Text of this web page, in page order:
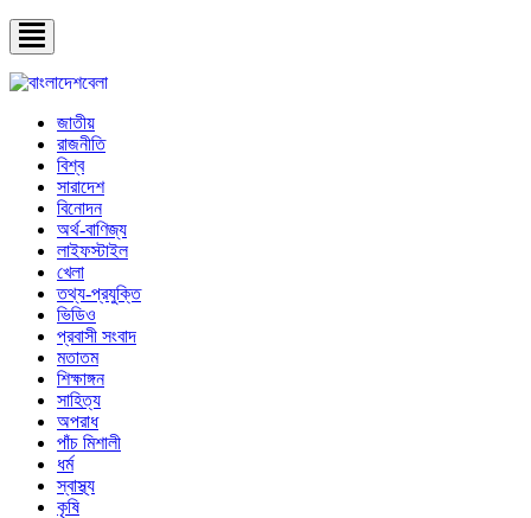
জাতীয়
রাজনীতি
বিশ্ব
সারাদেশ
বিনোদন
অর্থ-বাণিজ্য
লাইফস্টাইল
খেলা
তথ্য-প্রযুক্তি
ভিডিও
প্রবাসী সংবাদ
মতাতম
শিক্ষাঙ্গন
সাহিত্য
অপরাধ
পাঁচ মিশালী
ধর্ম
স্বাস্থ্য
কৃষি